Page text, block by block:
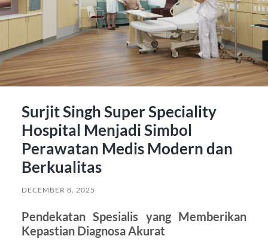
Surjit Singh Super Speciality
Hospital Menjadi Simbol
Perawatan Medis Modern dan
Berkualitas
DECEMBER 8, 2025
Pendekatan Spesialis yang Memberikan
Kepastian Diagnosa Akurat